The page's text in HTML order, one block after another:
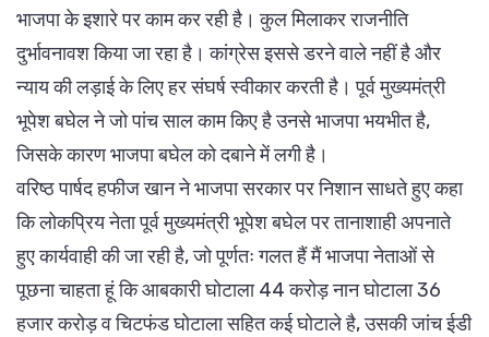
भाजपा के इशारे पर काम कर रही है। कुल मिलाकर राजनीति
दुर्भावनावश किया जा रहा है। कांग्रेस इससे डरने वाले नहीं है और
न्याय की लड़ाई के लिए हर संघर्ष स्वीकार करती है। पूर्व मुख्यमंत्री
भूपेश बघेल ने जो पांच साल काम किए है उनसे भाजपा भयभीत है,
जिसके कारण भाजपा बघेल को दबाने में लगी है।
वरिष्ठ पार्षद हफीज खान ने भाजपा सरकार पर निशान साधते हुए कहा
कि लोकप्रिय नेता पूर्व मुख्यमंत्री भूपेश बघेल पर तानाशाही अपनाते
हुए कार्यवाही की जा रही है, जो पूर्णतः गलत हैं मैं भाजपा नेताओं से
पूछना चाहता हूं कि आबकारी घोटाला 44 करोड़ नान घोटाला 36
हजार करोड़ व चिटफंड घोटाला सहित कई घोटाले है, उसकी जांच ईडी